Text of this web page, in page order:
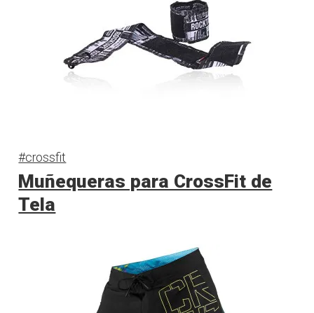
#crossfit
Muñequeras para CrossFit de
Tela